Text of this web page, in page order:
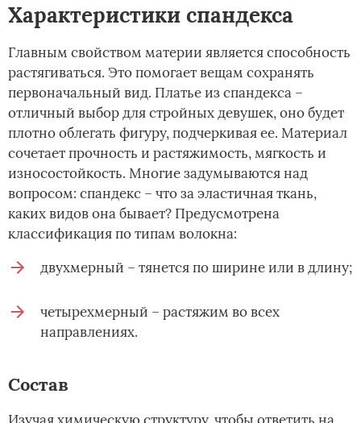
Характеристики спандекса
Главным свойством материи является способность
растягиваться. Это помогает вещам сохранять
первоначальный вид. Платье из спандекса –
отличный выбор для стройных девушек, оно будет
плотно облегать фигуру, подчеркивая ее. Материал
сочетает прочность и растяжимость, мягкость и
износостойкость. Многие задумываются над
вопросом: спандекс – что за эластичная ткань,
каких видов она бывает? Предусмотрена
классификация по типам волокна:
двухмерный – тянется по ширине или в длину;
четырехмерный – растяжим во всех
направлениях.
Состав